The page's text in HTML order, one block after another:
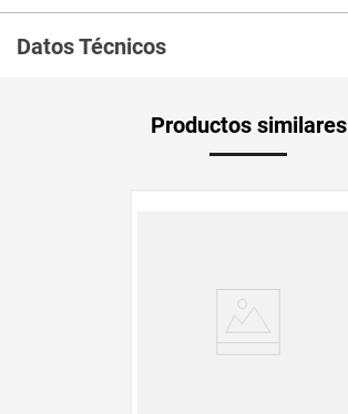
Datos Técnicos
Productos similares